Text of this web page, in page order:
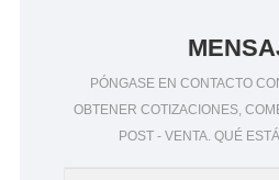
PÓNGASE EN CONTACTO
OBTENER COTIZACIONES,
POST - VENTA. QUÉ